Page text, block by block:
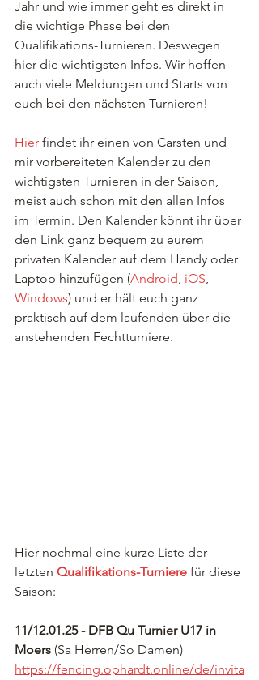
Jahr und wie immer geht es direkt in
die wichtige Phase bei den
Qualifikations-Turnieren. Deswegen
hier die wichtigsten Infos. Wir hoffen
auch viele Meldungen und Starts von
euch bei den nächsten Turnieren!
Hier findet ihr einen von Carsten und
mir vorbereiteten Kalender zu den
wichtigsten Turnieren in der Saison,
meist auch schon mit den allen Infos
im Termin. Den Kalender könnt ihr über
den Link ganz bequem zu eurem
privaten Kalender auf dem Handy oder
Laptop hinzufügen (Android iOS
Windows) und er hält euch ganz
praktisch auf dem laufenden über die
anstehenden Fechtturniere.
Hier nochmal eine kurze Liste der
letzten Qualifikations-Turniere für diese
Saison:
11/12.01.25 - DFB Qu Turnier U17 in
Moers (Sa Herren/So Damen)
https://fencing.ophardt.online/de/invita